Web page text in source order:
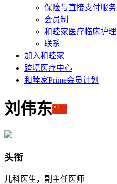
保险与直接支付服务
会员制
和睦家医疗临床护理
联系
加入和睦家
跨境医疗中心
和睦家Prime会员计划
刘伟东
头衔
儿科医生，副主任医师